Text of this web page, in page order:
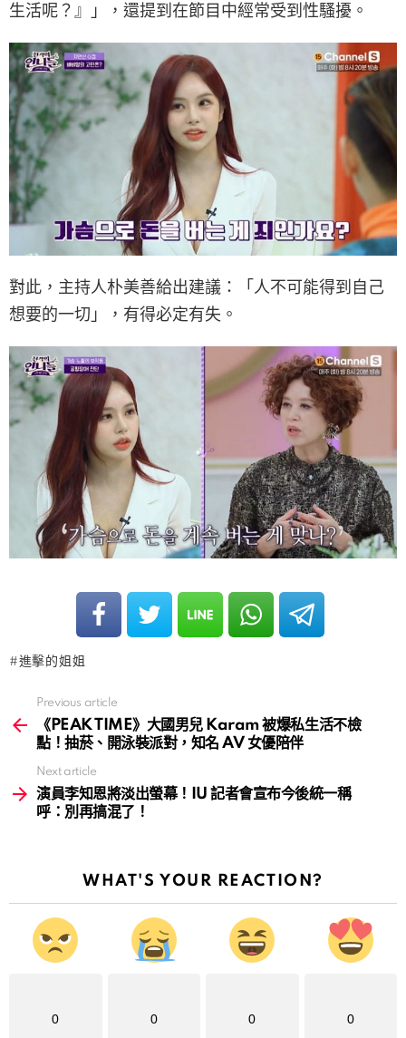
生活呢？』」，還提到在節目中經常受到性騷擾。
對此，主持人朴美善給出建議：「人不可能得到自己
想要的一切」，有得必定有失。
進擊的姐姐
more
Previous article
《PEAK TIME》大國男兒 Karam 被爆私生活不檢
點！抽菸、開泳裝派對，知名 AV 女優陪伴
Next article
演員李知恩將淡出螢幕！IU 記者會宣布今後統一稱
呼：別再搞混了！
WHAT'S YOUR REACTION?
0 0 0 0